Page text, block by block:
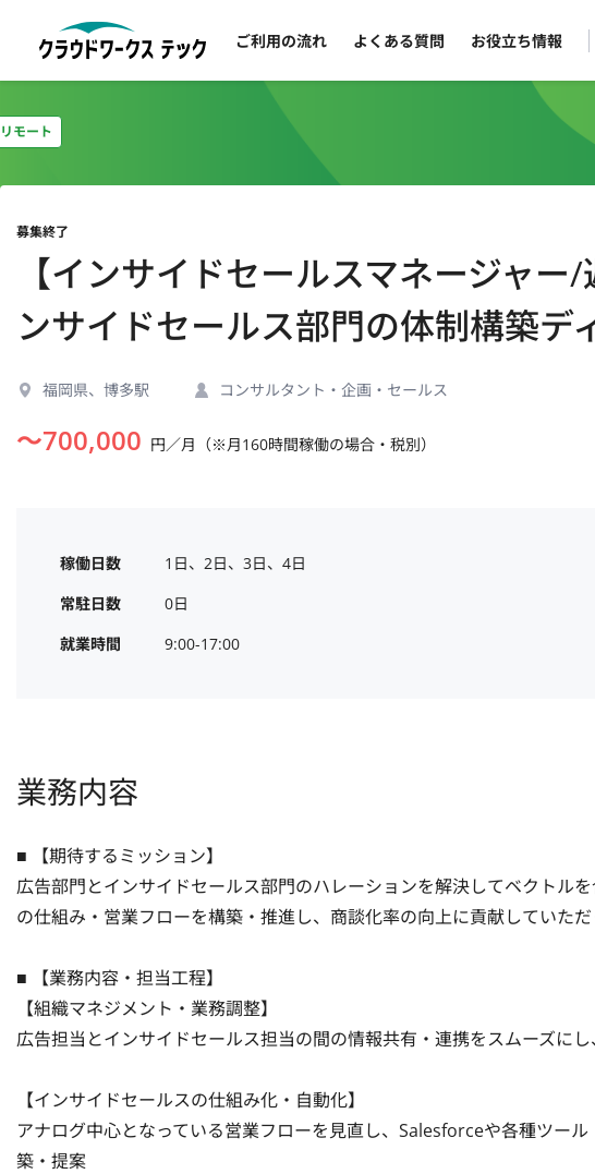
ご利用の流れ よくある質問 お役立ち情報
モート
募集終了
【インサイドセールスマネージャ
ンサイドセールス部門の体制構築デ
福岡県、博多駅 コンサルタント・企画・セールス
〜700,000 円／月（※月160時間稼働の場合・税別）
稼働日数
1日、2日、3日、4日
常駐日数
0日
就業時間
9:00-17:00
業務内容
■ 【期待するミッション】
広告部門とインサイドセールス部門のハレーションを解決してベクトル
の仕組み・営業フローを構築・推進し、商談化率の向上に貢献していただ
■ 【業務内容・担当工程】
【組織マネジメント・業務調整】
広告担当とインサイドセールス担当の間の情報共有・連携をスムーズに
【インサイドセールスの仕組み化・自動化】
アナログ中心となっている営業フローを見直し、Salesforceや各種ツー
築・提案